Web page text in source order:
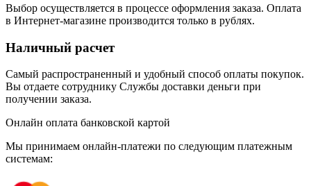
Выбор осуществляется в процессе оформления заказа. Оплата
в Интернет-магазине производится только в рублях.
Наличный расчет
Самый распространенный и удобный способ оплаты покупок.
Вы отдаете сотруднику Службы доставки деньги при
получении заказа.
Онлайн оплата банковской картой
Мы принимаем онлайн-платежи по cледующим платежным
системам: